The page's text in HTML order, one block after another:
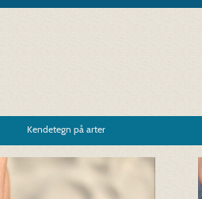
Kendetegn på arter